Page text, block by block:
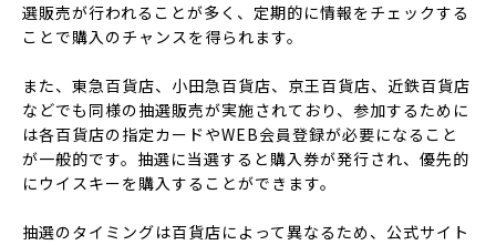
選販売が行われることが多く、定期的に情報をチェックする
ことで購入のチャンスを得られます。
また、東急百貨店、小田急百貨店、京王百貨店、近鉄百貨店
などでも同様の抽選販売が実施されており、参加するために
は各百貨店の指定カードやWEB会員登録が必要になること
が一般的です。抽選に当選すると購入券が発行され、優先的
にウイスキーを購入することができます。
抽選のタイミングは百貨店によって異なるため、公式サイト